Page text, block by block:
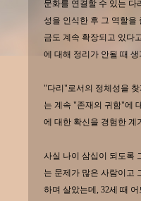
문화를 연결할 수 있는 다
성을 인식한 후 그 역할을
금도 계속 확장되고 있다
에 대해 정리가 안될 때
"다리"로서의 정체성을
는 계속 "존재의 귀함"에
에 대한 확신을 경험한 계
사실 나이 삼십이 되도록
는 문제가 많은 사람이고
하며 살았는데, 32세 때